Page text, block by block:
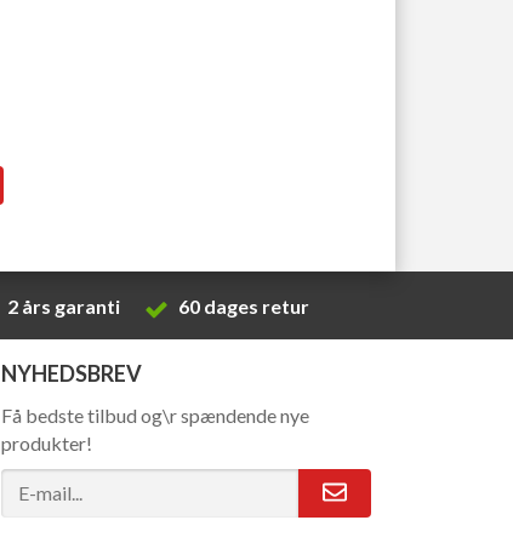
2 års garanti 60 dages retur
NYHEDSBREV
Få bedste tilbud og\r spændende nye
produkter!